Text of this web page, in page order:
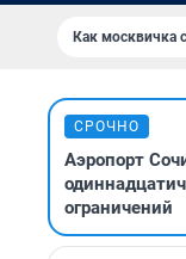
Как москвичка
СРОЧНО
Аэропорт
ограничений